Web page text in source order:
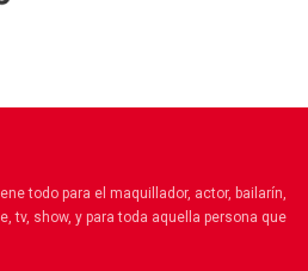
todo para el maquillador, actor, bailarín,
tv, show, y para toda aquella persona que